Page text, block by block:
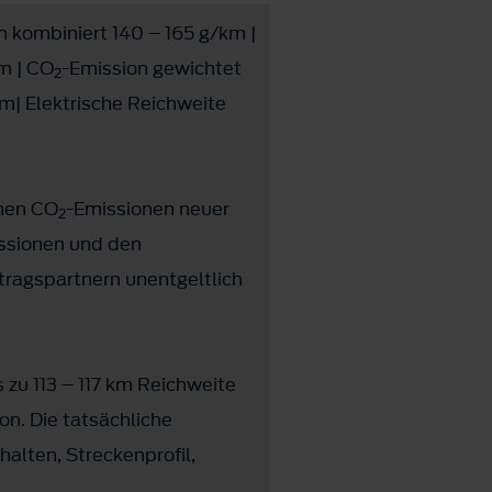
kombiniert 140 – 165 g/km |
| CO2-Emission gewichtet
Elektrische Reichweite
CO2-Emissionen neuer
und den
unentgeltlich
113 – 117 km Reichweite
Die tatsächliche
Streckenprofil,